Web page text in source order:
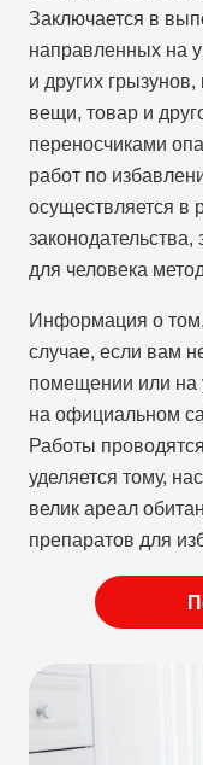
Заключается в
направленных на
и других грызунов,
вещи, товар и
переносчиками
работ по
осуществляется в
для человека
Информация о том,
случае, если вам
помещении или на
на официальном
Работы
уделяется тому,
велик ареал
препаратов для